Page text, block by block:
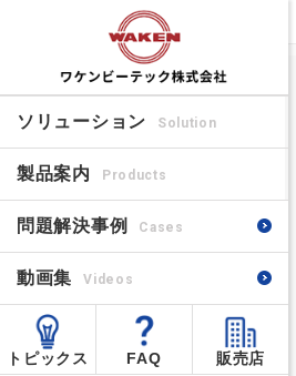
ソリューション Solution
製品案内 Products
問題解決事例 Cases
動画集 Videos
トピックス FAQ 販売店